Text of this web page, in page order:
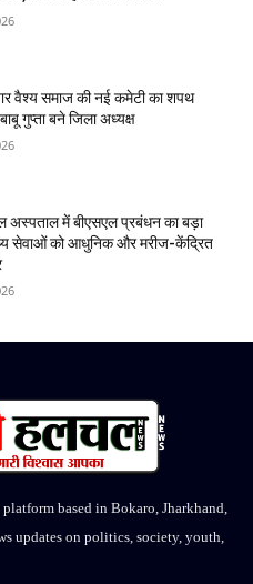
वैश्य समाज की नई कमेटी का शपथ
गुप्ता बने जिला अध्यक्ष
अस्पताल में बीएसएल प्रबंधन का बड़ा
सेवाओं को आधुनिक और मरीज-केंद्रित
based in Bokaro, Jharkhand,
updates on politics, society, youth,